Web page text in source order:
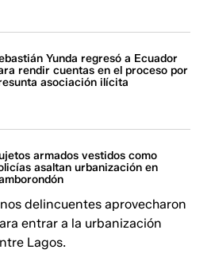
Yunda regresó a Ecuador
rendir cuentas en el proceso por
asociación ilícita
armados vestidos como
asaltan urbanización en
delincuentes aprovecharon
entrar a la urbanización
Lagos.